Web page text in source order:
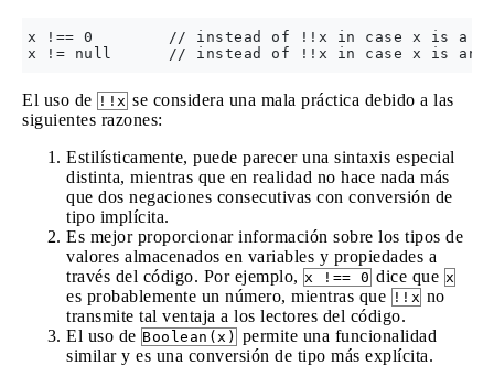
x !== 0        // instead of !!x in case x is a
El uso de !!x se considera una mala práctica debido a las
siguientes razones:
Estilísticamente, puede parecer una sintaxis especial
distinta, mientras que en realidad no hace nada más
que dos negaciones consecutivas con conversión de
tipo implícita.
Es mejor proporcionar información sobre los tipos de
valores almacenados en variables y propiedades a
través del código. Por ejemplo, x !== 0 dice que x
es probablemente un número, mientras que !!x no
transmite tal ventaja a los lectores del código.
El uso de Boolean(x) permite una funcionalidad
similar y es una conversión de tipo más explícita.